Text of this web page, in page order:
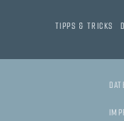
TIPPS & TRICKS